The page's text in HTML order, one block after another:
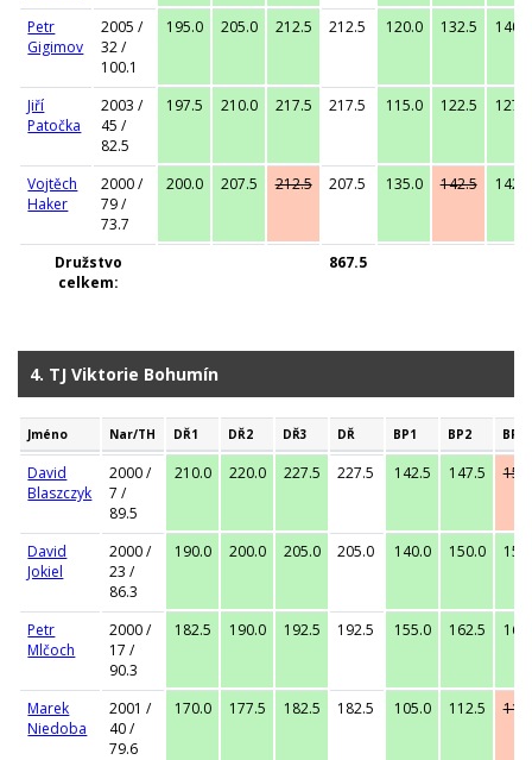
Petr
Gigimov
2005 /
32 /
100.1
195.0 205.0 212.5 212.5 120.0 132.5 140.0
Jiří
Patočka
2003 /
45 /
82.5
197.5 210.0 217.5 217.5 115.0 122.5 127.5
Vojtěch
Haker
2000 /
79 /
73.7
200.0 207.5 212.5 207.5 135.0 142.5 142.5
Družstvo
celkem:
867.5
4. TJ Viktorie Bohumín
Jméno Nar/TH DŘ1 DŘ2 DŘ3 DŘ BP1 BP2 BP3
David
Blaszczyk
2000 /
7 /
89.5
210.0 220.0 227.5 227.5 142.5 147.5
David
Jokiel
2000 /
23 /
86.3
190.0 200.0 205.0 205.0 140.0 150.0
Petr
Mlčoch
2000 /
17 /
90.3
182.5 190.0 192.5 192.5 155.0 162.5
Marek
Niedoba
2001 /
40 /
79.6
170.0 177.5 182.5 182.5 105.0 112.5